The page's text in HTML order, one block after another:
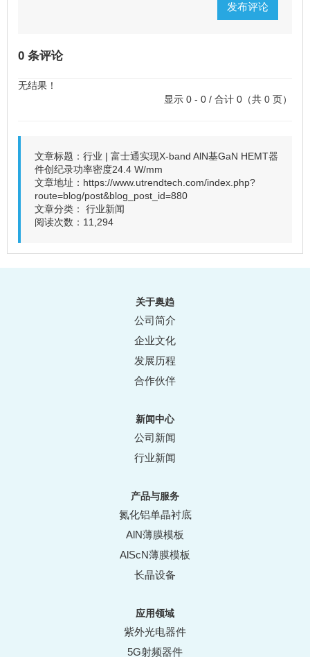
发布评论
0 条评论
无结果！
显示 0 - 0 / 合计 0（共 0 页）
文章标题：行业 | 富士通实现X-band AlN基GaN HEMT器
件创纪录功率密度24.4 W/mm
文章地址： https://www.utrendtech.com/index.php?
route=blog/post&blog_post_id=880
文章分类： 行业新闻
阅读次数：11,294
关于奥趋
公司简介
企业文化
发展历程
合作伙伴
新闻中心
公司新闻
行业新闻
产品与服务
氮化铝单晶衬底
AlN薄膜模板
AlScN薄膜模板
长晶设备
应用领域
紫外光电器件
5G射频器件